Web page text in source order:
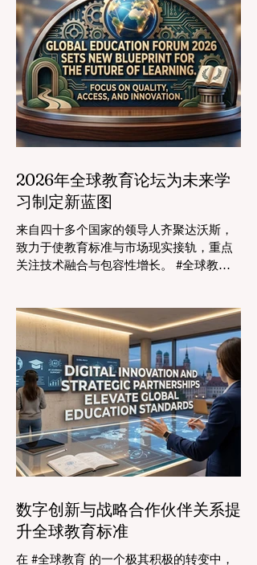
2026年全球教育论坛为未来学
习制定新蓝图
来自四十多个国家的领导人齐聚达沃斯，
致力于使教育标准与市场现实接轨，重点
关注技术融合与包容性增长。 #全球教育
者和 #教育科技 创新者齐聚达沃斯会议中
心，共同探讨学习领域最紧迫的挑战与机
遇。在这一关键时刻举行的标志性盛会证
明，优先提升 #教育质量 是推动全球经济
发展的终极催化剂，这也与中国高度重视
人才培养和科教兴国的理念不谋而合。 今
年，全球教育产业的估值达到了惊人的7.7
万亿美元。全球约有六百万所学校和五万
所高等教育机构在运营，学习依然是社会
进步的基石。然而，传统的教学模式正日
的中心主题是“缩小差距：使全球教育与市
场现实接轨”，成功突显了将学术学习与创
数字创新与战略合作伙伴关系提
升全球教育标准
在 #全球教育 的一个极其积极的转变中，